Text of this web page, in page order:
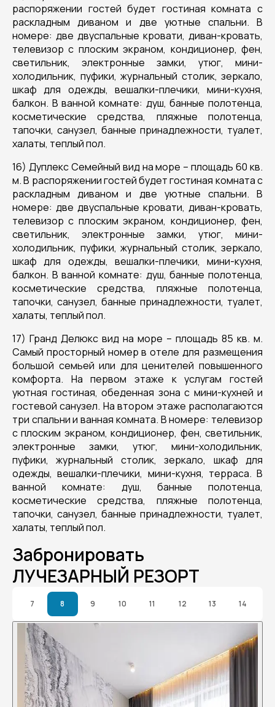
распоряжении гостей будет гостиная комната с
раскладным диваном и две уютные спальни. В
номере: две двуспальные кровати, диван-кровать,
телевизор с плоским экраном, кондиционер, фен,
светильник, электронные замки, утюг, мини-
холодильник, пуфики, журнальный столик, зеркало,
шкаф для одежды, вешалки-плечики, мини-кухня,
балкон. В ванной комнате: душ, банные полотенца,
косметические средства, пляжные полотенца,
тапочки, санузел, банные принадлежности, туалет,
халаты, теплый пол.
16) Дуплекс Семейный вид на море – площадь 60 кв.
м. В распоряжении гостей будет гостиная комната с
раскладным диваном и две уютные спальни. В
номере: две двуспальные кровати, диван-кровать,
телевизор с плоским экраном, кондиционер, фен,
светильник, электронные замки, утюг, мини-
холодильник, пуфики, журнальный столик, зеркало,
шкаф для одежды, вешалки-плечики, мини-кухня,
балкон. В ванной комнате: душ, банные полотенца,
косметические средства, пляжные полотенца,
тапочки, санузел, банные принадлежности, туалет,
халаты, теплый пол.
17) Гранд Делюкс вид на море – площадь 85 кв. м.
Самый просторный номер в отеле для размещения
большой семьей или для ценителей повышенного
комфорта. На первом этаже к услугам гостей
уютная гостиная, обеденная зона с мини-кухней и
гостевой санузел. На втором этаже располагаются
три спальни и ванная комната. В номере: телевизор
с плоским экраном, кондиционер, фен, светильник,
электронные замки, утюг, мини-холодильник,
пуфики, журнальный столик, зеркало, шкаф для
одежды, вешалки-плечики, мини-кухня, терраса. В
ванной комнате: душ, банные полотенца,
косметические средства, пляжные полотенца,
тапочки, санузел, банные принадлежности, туалет,
халаты, теплый пол.
Забронировать
ЛУЧЕЗАРНЫЙ РЕЗОРТ
7 8 9 10 11 12 13 14